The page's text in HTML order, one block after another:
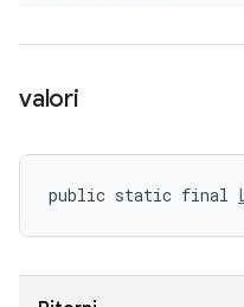
valori
public static final